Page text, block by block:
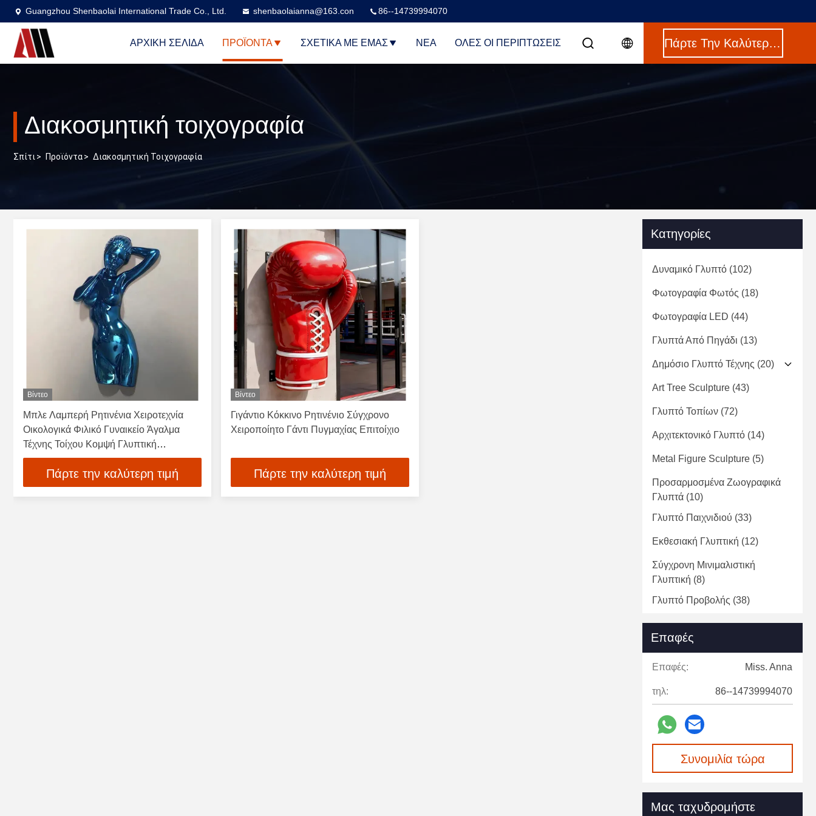
Guangzhou Shenbaolai International Trade Co., Ltd. shenbaolaianna@163.con 86--14739994070
ΑΡΧΙΚΉ ΣΕΛΊΔΑ ΠΡΟΪΌΝΤΑ ΣΧΕΤΙΚΆ ΜΕ ΕΜΆΣ ΝΈΑ ΌΛΕΣ ΟΙ ΠΕΡΙΠΤΏΣΕΙΣ Πάρτε Την Καλύτερη Τιμή
Διακοσμητική τοιχογραφία
Σπίτι> Προϊόντα> Διακοσμητική Τοιχογραφία
Βίντεο
Μπλε Λαμπερή Ρητινένια Χειροτεχνία
Οικολογικά Φιλικό Γυναικείο Άγαλμα
Τέχνης Τοίχου Κομψή Γλυπτική
Διακόσμηση
Πάρτε την καλύτερη τιμή
Βίντεο
Γιγάντιο Κόκκινο Ρητινένιο Σύγχρονο
Χειροποίητο Γάντι Πυγμαχίας Επιτοίχιο
Πάρτε την καλύτερη τιμή
Κατηγορίες
Δυναμικό Γλυπτό (102)
Φωτογραφία Φωτός (18)
Φωτογραφία LED (44)
Γλυπτά Από Πηγάδι (13)
Δημόσιο Γλυπτό Τέχνης (20)
Art Tree Sculpture (43)
Γλυπτό Τοπίων (72)
Αρχιτεκτονικό Γλυπτό (14)
Metal Figure Sculpture (5)
Προσαρμοσμένα Ζωογραφικά
Γλυπτά (10)
Γλυπτό Παιχνιδιού (33)
Εκθεσιακή Γλυπτική (12)
Σύγχρονη Μινιμαλιστική
Γλυπτική (8)
Γλυπτό Προβολής (38)
Γλυπτά Ζώων Από Γυαλί(18)
Άγαλμα Από Υαλοβάμβακα
Διακοσμητική Τέχνη Γλυπτική(4)
Διακοσμητική Τοιχογραφία(2)
Επαφές
Επαφές: Miss. Anna
τηλ: 86--14739994070
Συνομιλία τώρα
Μας ταχυδρομήστε